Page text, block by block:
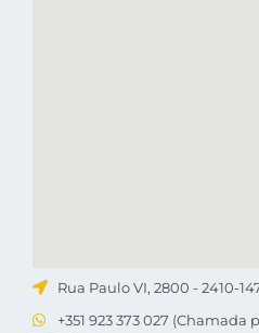
Rua Paulo VI, 2800 - 2410-
+351 923 373 027